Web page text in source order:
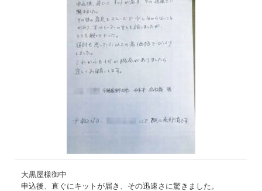
大黒屋様御中
申込後、直ぐにキットが届き、その迅速さに驚きました。